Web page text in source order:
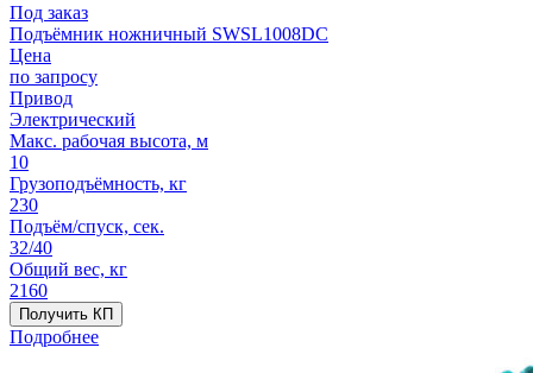
Под заказ
Подъёмник ножничный SWSL1008DC
Цена
по запросу
Привод
Электрический
Макс. рабочая высота, м
10
Грузоподъёмность, кг
230
Подъём/спуск, сек.
32/40
Общий вес, кг
2160
Получить КП
Подробнее